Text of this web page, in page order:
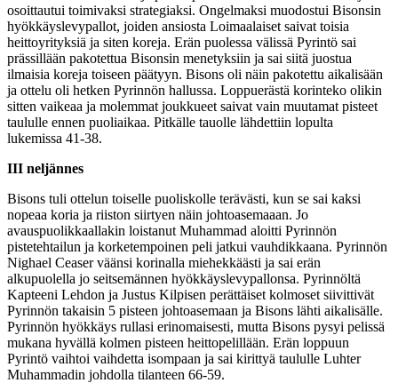
osoittautui toimivaksi strategiaksi. Ongelmaksi muodostui Bisonsin
hyökkäyslevypallot, joiden ansiosta Loimaalaiset saivat toisia
heittoyrityksiä ja siten koreja. Erän puolessa välissä Pyrintö sai
prässillään pakotettua Bisonsin menetyksiin ja sai siitä juostua
ilmaisia koreja toiseen päätyyn. Bisons oli näin pakotettu aikalisään
ja ottelu oli hetken Pyrinnön hallussa. Loppuerästä korinteko olikin
sitten vaikeaa ja molemmat joukkueet saivat vain muutamat pisteet
taululle ennen puoliaikaa. Pitkälle tauolle lähdettiin lopulta
lukemissa 41-38.
III neljännes
Bisons tuli ottelun toiselle puoliskolle terävästi, kun se sai kaksi
nopeaa koria ja riiston siirtyen näin johtoasemaaan. Jo
avauspuolikkaallakin loistanut Muhammad aloitti Pyrinnön
pistetehtailun ja korketempoinen peli jatkui vauhdikkaana. Pyrinnön
Nighael Ceaser väänsi korinalla miehekkäästi ja sai erän
alkupuolella jo seitsemännen hyökkäyslevypallonsa. Pyrinnöltä
Kapteeni Lehdon ja Justus Kilpisen perättäiset kolmoset siivittivät
Pyrinnön takaisin 5 pisteen johtoasemaan ja Bisons lähti aikalisälle.
Pyrinnön hyökkäys rullasi erinomaisesti, mutta Bisons pysyi pelissä
mukana hyvällä kolmen pisteen heittopelillään. Erän loppuun
Pyrintö vaihtoi vaihdetta isompaan ja sai kirittyä taululle Luhter
Muhammadin johdolla tilanteen 66-59.